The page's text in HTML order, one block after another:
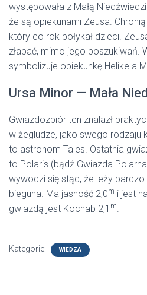
występowała z Małą
że są opiekunami Zeusa.
który co rok połykał dzieci.
złapać, mimo jego poszukiwań.
symbolizuje opiekunkę Helike a
Ursa Minor — Mała
Gwiazdozbiór ten znalazł
w żegludze, jako swego rodzaju
to astronom Tales. Ostatnia
to Polaris (bądź Gwiazda
wywodzi się stąd, że leży
bieguna. Ma jasność 2,0m i jest
gwiazdą jest Kochab 2,1 m.
Kategorie: WIEDZA